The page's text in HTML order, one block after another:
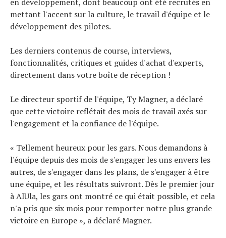
mettant l'accent sur la culture, le travail d'équipe et le
développement des pilotes.
Les derniers contenus de course, interviews,
fonctionnalités, critiques et guides d'achat d'experts,
directement dans votre boîte de réception !
Le directeur sportif de l'équipe, Ty Magner, a déclaré
que cette victoire reflétait des mois de travail axés sur
l'engagement et la confiance de l'équipe.
« Tellement heureux pour les gars. Nous demandons à
l'équipe depuis des mois de s'engager les uns envers les
autres, de s'engager dans les plans, de s'engager à être
une équipe, et les résultats suivront. Dès le premier jour
à AlUla, les gars ont montré ce qui était possible, et cela
n'a pris que six mois pour remporter notre plus grande
victoire en Europe », a déclaré Magner.